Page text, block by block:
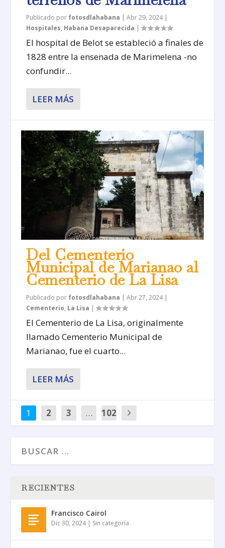
Publicado por fotosdlahabana |Abr 29, 2024|
Hospitales, Habana Desaparecida |
El hospital de Belot se estableció a finales de
1828 entre la ensenada de Marimelena -no
confundir...
LEER MÁS
Del Cementerio
Municipal de Marianao al
Cementerio de La Lisa
Publicado por fotosdlahabana |Abr 27, 2024|
Cementerio, La Lisa |
El Cementerio de La Lisa, originalmente
llamado Cementerio Municipal de
Marianao, fue el cuarto...
LEER MÁS
1 2 3 … 102
RECIENTES
Francisco Cairol
Dic 30, 2024| Sin categoría